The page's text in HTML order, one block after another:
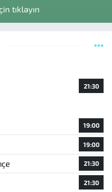
tıklayın
21:30
19:00
19:00
21:30
21:30